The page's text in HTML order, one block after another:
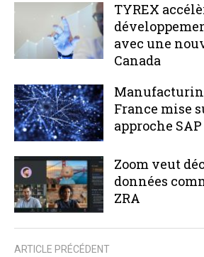
TYREX
avec une
Canada
France mise
approche
Zoom veut
données
ZRA
ARTICLE PRÉCÉDENT